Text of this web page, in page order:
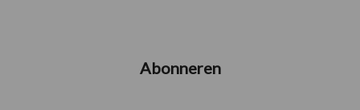
Abonneren